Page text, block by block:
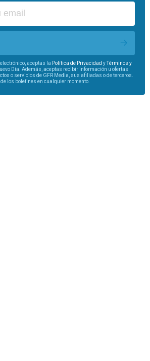
aceptas la Política de Privacidad yTérminos y
Día. Además, aceptas recibir información u ofertas
o servicios de GFR Media, sus afiliadas o de terceros.
los boletines en cualquier momento.